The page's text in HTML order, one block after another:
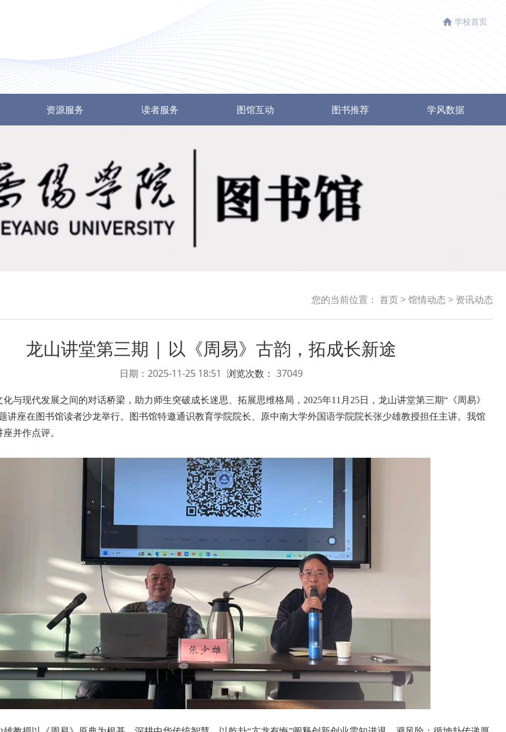
学校首页
资源服务 读者服务 图馆互动 图书推荐 学风数据
您的当前位置： 首页 >馆情动态 > 资讯动态
龙山讲堂第三期 | 以《周易》古韵，拓成长新途
日期：2025-11-25 18:51 浏览次数： 37049
化与现代发展之间的对话桥梁，助力师生突破成长迷思、拓展思维格局，2025年11月25日，龙山讲堂第三期“ 《周易》
讲座在图书馆读者沙龙举行。图书馆特邀通识教育学院院长、原中南大学外国语学院院长张少雄教授担任主讲。我馆
并作点评。